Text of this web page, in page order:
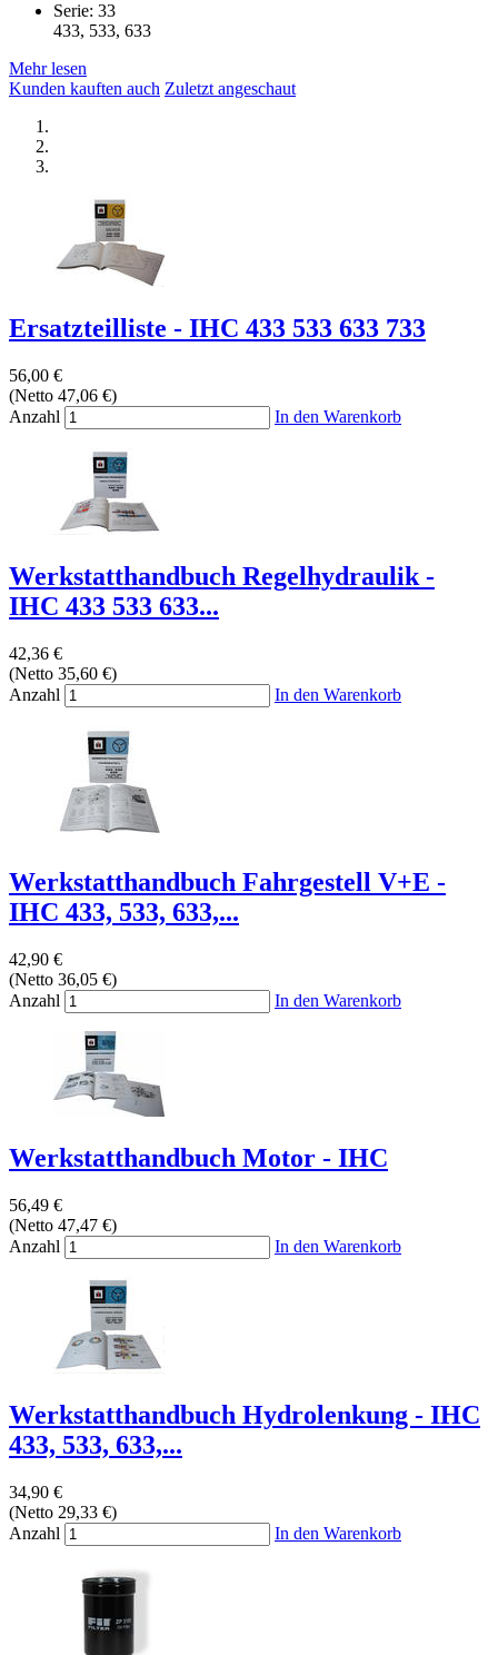
Serie: 33
433, 533, 633
Mehr lesen
Kunden kauften auch Zuletzt angeschaut
Ersatzteilliste - IHC 433 533 633 733
56,00 €
(Netto 47,06 €)
Anzahl
In den Warenkorb
Werkstatthandbuch Regelhydraulik -
IHC 433 533 633...
42,36 €
(Netto 35,60 €)
Anzahl
In den Warenkorb
Werkstatthandbuch Fahrgestell V+E -
IHC 433, 533, 633,...
42,90 €
(Netto 36,05 €)
Anzahl
In den Warenkorb
Werkstatthandbuch Motor - IHC
56,49 €
(Netto 47,47 €)
Anzahl
In den Warenkorb
Werkstatthandbuch Hydrolenkung - IHC
433, 533, 633,...
34,90 €
(Netto 29,33 €)
Anzahl
In den Warenkorb